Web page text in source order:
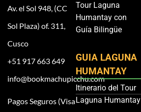
Av. el Sol 948, (CC
Sol Plaza) of. 311,
Cusco
+51 917 663 649
info@bookmachupicchu.com
Pagos Seguros (Visa
Tour Laguna
Humantay con
Guía Bilingüe
GUIA LAGUNA
HUMANTAY
Itinerario del Tour
Laguna Humantay